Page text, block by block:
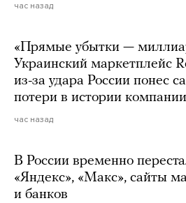
час назад
«Прямые убытки —
Украинский маркетплейс
из-за удара России понес
потери в истории компании
час назад
В России временно
«Яндекс», «Макс», сайты
и банков